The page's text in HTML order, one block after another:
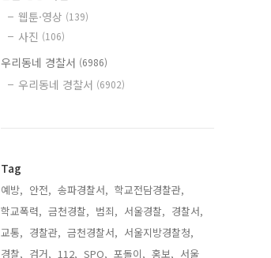
웹툰·영상 (139)
사진 (106)
우리동네 경찰서 (6986)
우리동네 경찰서 (6902)
Tag
예방, 안전, 송파경찰서, 학교전담경찰관,
학교폭력, 금천경찰, 범죄, 서울경찰, 경찰서,
교통, 경찰관, 금천경찰서, 서울지방경찰청,
경찰, 검거, 112, SPO, 포돌이, 홍보, 서울,